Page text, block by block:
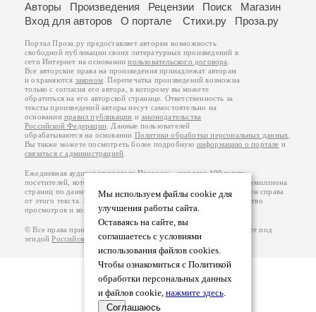
Мы используем файлы cookie для
улучшения работы сайта.
Оставаясь на сайте, вы
соглашаетесь с условиями
использования файлов cookies.
Чтобы ознакомиться с Политикой
обработки персональных данных
и файлов cookie, нажмите здесь.
Соглашаюсь
Авторы Произведения Рецензии Поиск
Магазин
Вход для авторов
О портале Стихи.ру Проза.ру
Портал Проза.ру предоставляет авторам возможность
свободной публикации своих литературных произведений в
сети Интернет на основаниипользовательского договора
Все авторские права на произведения принадлежат авторам
и охраняются законом . Перепечатка произведений возможна
только с согласия его автора, к которому вы можете
обратиться на его авторской странице. Ответственность за
тексты произведений авторы несут самостоятельно на
основанииправил публикации изаконодательства
Российской Федерации . Данные пользователей
обрабатываются на основании Политики обработки персональных данных
Вы также можете посмотреть более подробную информацию о портале и
связаться с администрацией
Ежедневная аудитория портала Проза.ру – порядка 100 тысяч
посетителей, которые в общей сумме просматривают более полумиллиона
страниц по данным счетчика посещаемости, который расположен справа
от этого текста. В каждой графе указано по две цифры: количество
просмотров и количество посетителей.
© Все права принадлежат авторам, 2000-2026. Портал работает под
эгидойРоссийского союза писателей.18+